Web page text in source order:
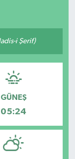
i Şerif)
GÜNEŞ
05:24